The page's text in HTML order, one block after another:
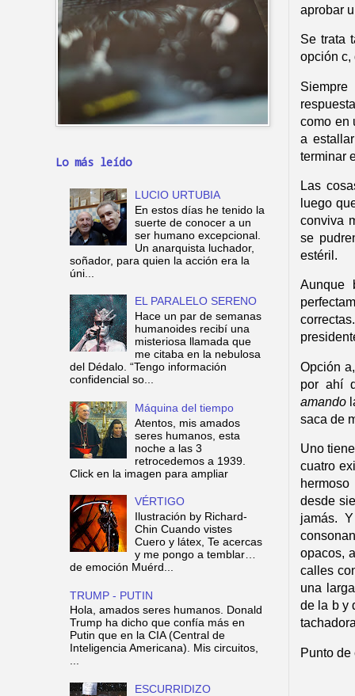
aprobar
Se trata
opción c,
como en
a
terminar
Las
luego
conviva
se
estéril.
Aunque
Opción
por ahí
amando
saca de
Uno
cuatro
desde
jamás. Y
opacos,
calles
una
de la b y
Punto
Lo más leído
LUCIO URTUBIA
En estos días he tenido la
suerte de conocer a un
ser humano excepcional.
Un anarquista luchador,
soñador, para quien la acción era la
úni...
EL PARALELO SERENO
Hace un par de semanas
humanoides recibí una
misteriosa llamada que
me citaba en la nebulosa
del Dédalo. “Tengo información
confidencial so...
Máquina del tiempo
Atentos, mis amados
seres humanos, esta
noche a las 3
retrocedemos a 1939.
Click en la imagen para ampliar
VÉRTIGO
Ilustración by Richard-
Chin Cuando vistes
Cuero y látex, Te acercas
y me pongo a temblar…
de emoción Muérd...
TRUMP - PUTIN
Hola, amados seres humanos. Donald
Trump ha dicho que confía más en
Putin que en la CIA (Central de
Inteligencia Americana). Mis circuitos,
...
ESCURRIDIZO